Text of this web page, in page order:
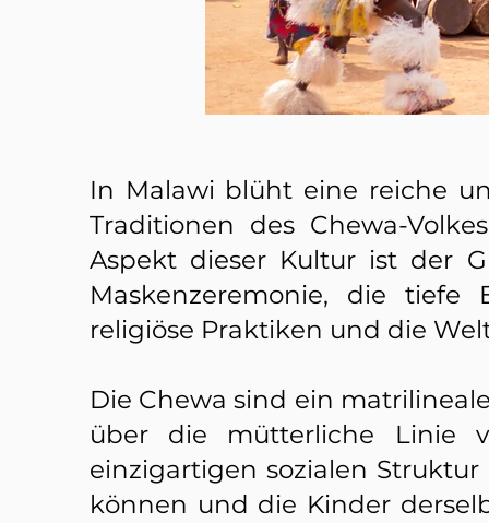
In Malawi blüht eine reiche
Traditionen des Chewa-
Aspekt dieser Kultur ist der
Maskenzeremonie, die
religiöse Praktiken und die
Die Chewa sind ein
über die mütterliche Linie
einzigartigen sozialen
können und die Kinder